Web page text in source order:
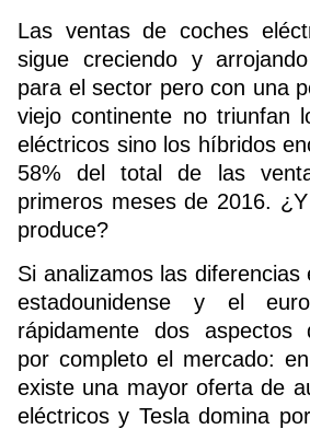
Las ventas de coches
sigue creciendo y
para el sector pero con una
viejo continente no triunfan
eléctricos sino los híbridos
58% del total de las
primeros meses de 2016.
produce?
Si analizamos las
estadounidense y el
rápidamente dos aspectos
por completo el mercado:
existe una mayor oferta de
eléctricos y Tesla domina